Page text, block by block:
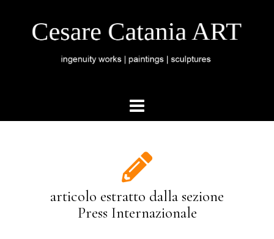
articolo estratto dalla sezione
Press Internazionale